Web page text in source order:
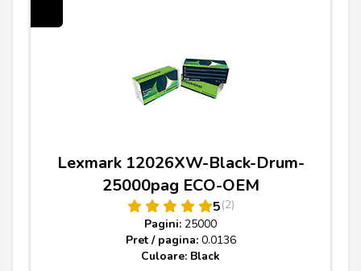
Lexmark 12026XW-Black-Drum-
25000pag ECO-OEM
5(2)
Pagini: 25000
Pret / pagina: 0.0136
Culoare: Black